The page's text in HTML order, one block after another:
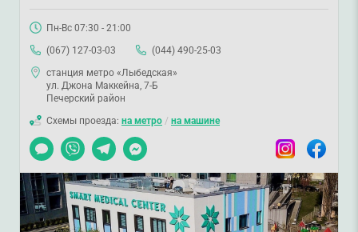
Пн-Вс 07:30 - 21:00
(067) 127-03-03
(044) 490-25-03
станция метро «Лыбедская»
ул. Джона Маккейна, 7-Б
Печерский район
Схемы проезда: на метро / на машине
Чат
Viber TelegramMessenger InstagramFacebook